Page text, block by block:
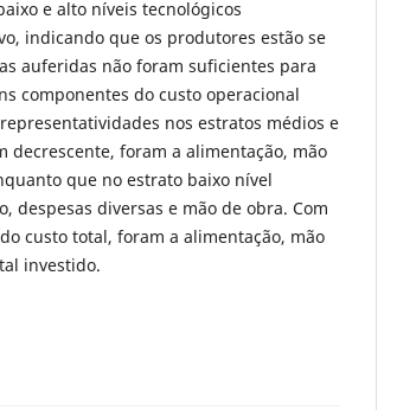
e alto níveis tecnológicos
indicando que os produtores estão se
auferidas não foram suficientes para
componentes do custo operacional
nos estratos médios e
decrescente, foram a alimentação, mão
que no estrato baixo nível
despesas diversas e mão de obra. Com
custo total, foram a alimentação, mão
investido.